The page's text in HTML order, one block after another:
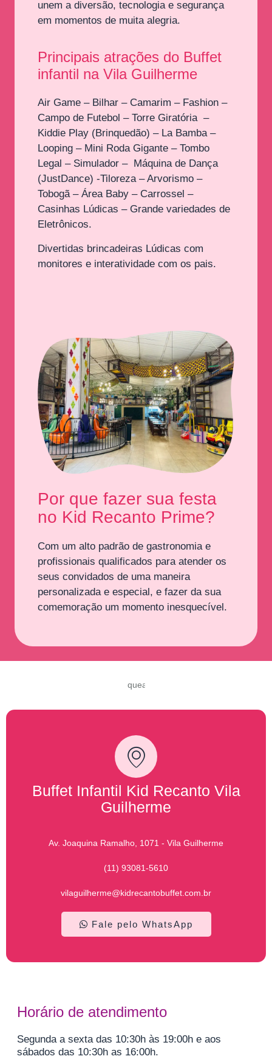
unem a diversão, tecnologia e segurança
em momentos de muita alegria.
Principais atrações do Buffet
infantil na Vila Guilherme
Air Game – Bilhar – Camarim – Fashion –
Campo de Futebol – Torre Giratória –
Kiddie Play (Brinquedão) – La Bamba –
Looping – Mini Roda Gigante – Tombo
Legal – Simulador – Máquina de Dança
(JustDance) -Tiloreza – Arvorismo –
Tobogã – Área Baby – Carrossel –
Casinhas Lúdicas – Grande variedades de
Eletrônicos.
Divertidas brincadeiras Lúdicas com
monitores e interatividade com os pais.
Por que fazer sua festa
no Kid Recanto Prime?
Com um alto padrão de gastronomia e
profissionais qualificados para atender os
seus convidados de uma maneira
personalizada e especial, e fazer da sua
comemoração um momento inesquecível.
Buffet Infantil Kid Recanto Vila
Guilherme
Av. Joaquina Ramalho, 1071 - Vila Guilherme
(11) 93081-5610
vilaguilherme@kidrecantobuffet.com.br
Fale pelo WhatsApp
Horário de atendimento
Segunda a sexta das 10:30h às 19:00h e aos
sábados das 10:30h as 16:00h.